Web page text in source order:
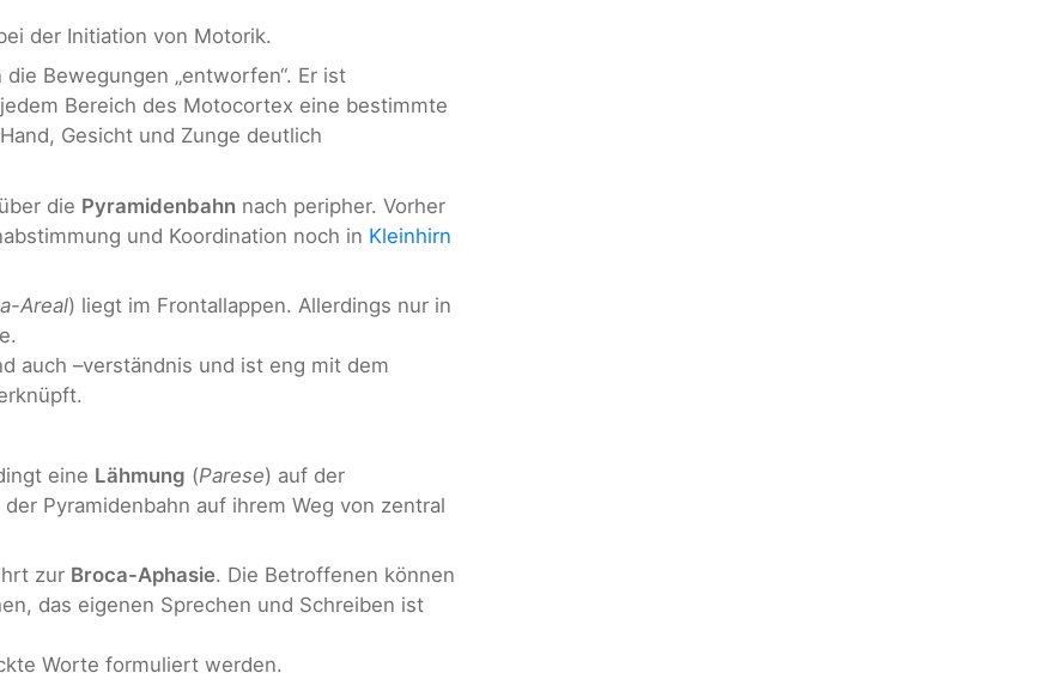
der Initiation von Motorik.
die Bewegungen „entworfen“. Er ist
Bereich des Motocortex eine bestimmte
Gesicht und Zunge deutlich
die Pyramidenbahn nach peripher. Vorher
und Koordination noch in Kleinhirn
Areal) liegt im Frontallappen. Allerdings nur in
auch –verständnis und ist eng mit dem
eine Lähmung (Parese) auf der
Pyramidenbahn auf ihrem Weg von zentral
zur Broca-Aphasie. Die Betroffenen können
das eigenen Sprechen und Schreiben ist
Worte formuliert werden.